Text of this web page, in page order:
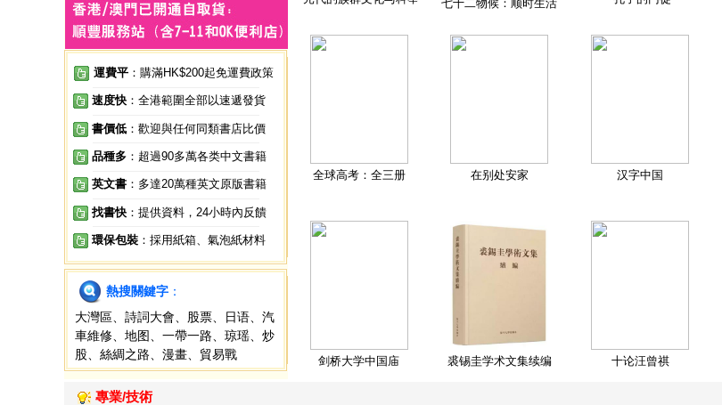
運費平 ：購滿HK$200起免運費政策
速度快 ：全港範圍全部以速遞發貨
書價低 ：歡迎與任何同類書店比價
品種多 ：超過90多萬各类中文書籍
英文書 ：多達20萬種英文原版書籍
找書快 ：提供資料，24小時內反饋
環保包裝 ：採用紙箱、氣泡紙材料
熱搜關鍵字 ：
大灣區
詩詞大會 股票 日语
汽
車維修
地图 一帶一路 琼瑶
炒
股
絲綢之路 漫畫 貿易戰
七十二物候：顺时生活
全球高考：全三册 在别处安家 汉字中国
剑桥大学中国庙 裘锡圭学术文集续编 十论汪曾祺
專業/技術